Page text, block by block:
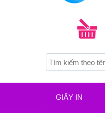
GIẤY IN